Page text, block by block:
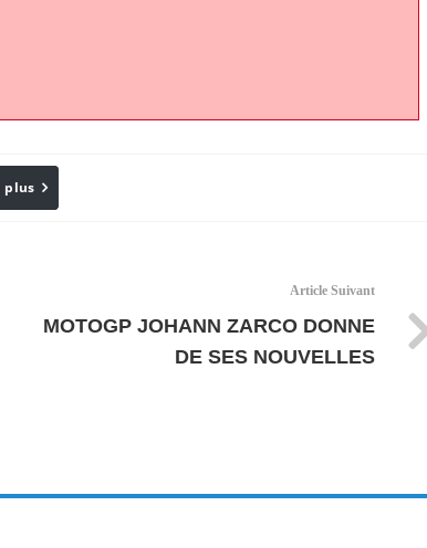
Email
plus
Article Suivant
MOTOGP JOHANN ZARCO DONNE
DE SES NOUVELLES